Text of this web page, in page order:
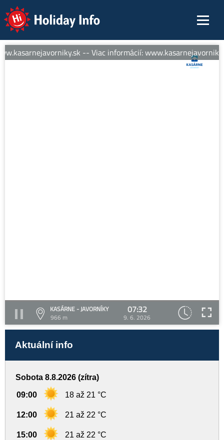
Holiday Info
-- Viac informácií:
KASÁRNE - JAVORNÍKY
966 m
07:32
9. 6. 2026
Aktuální info
Sobota 8.8.2026 (zítra)
09:00 18 až 21 °C
12:00 21 až 22 °C
15:00 21 až 22 °C